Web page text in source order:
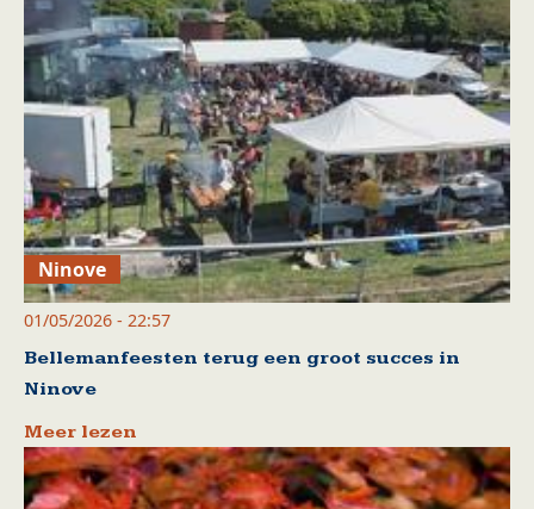
Ninove
01/05/2026 - 22:57
Bellemanfeesten terug een groot succes in
Ninove
Meer lezen